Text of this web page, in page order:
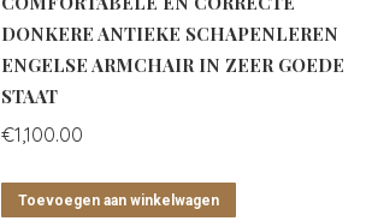
DONKERE ANTIEKE SCHAPENLEREN
ENGELSE ARMCHAIR IN ZEER GOEDE
STAAT
€1,100.00
Toevoegen aan winkelwagen